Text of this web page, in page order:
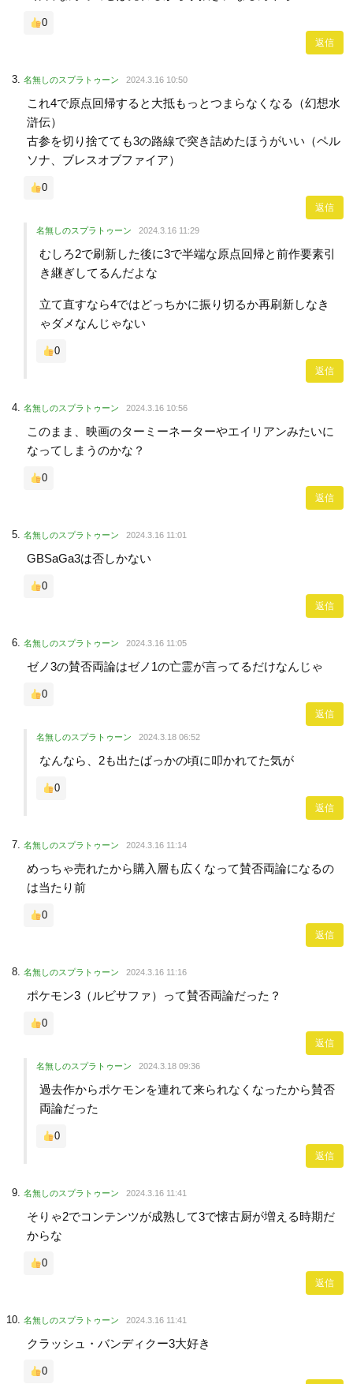
0
返信
名無しのスプラトゥーン 2024.3.16 10:50
これ4で原点回帰すると大抵もっとつまらなくなる（幻想水
滸伝）
古参を切り捨てても3の路線で突き詰めたほうがいい（ペル
ソナ、ブレスオブファイア）
0
返信
名無しのスプラトゥーン 2024.3.16 11:29
むしろ2で刷新した後に3で半端な原点回帰と前作要素引
き継ぎしてるんだよな
立て直すなら4ではどっちかに振り切るか再刷新しなき
ゃダメなんじゃない
0
返信
名無しのスプラトゥーン 2024.3.16 10:56
このまま、映画のターミーネーターやエイリアンみたいに
なってしまうのかな？
0
返信
名無しのスプラトゥーン 2024.3.16 11:01
GBSaGa3は否しかない
0
返信
名無しのスプラトゥーン 2024.3.16 11:05
ゼノ3の賛否両論はゼノ1の亡霊が言ってるだけなんじゃ
0
返信
名無しのスプラトゥーン 2024.3.18 06:52
なんなら、2も出たばっかの頃に叩かれてた気が
0
返信
名無しのスプラトゥーン 2024.3.16 11:14
めっちゃ売れたから購入層も広くなって賛否両論になるの
は当たり前
0
返信
名無しのスプラトゥーン 2024.3.16 11:16
ポケモン3（ルビサファ）って賛否両論だった？
0
返信
名無しのスプラトゥーン 2024.3.18 09:36
過去作からポケモンを連れて来られなくなったから賛否
両論だった
0
返信
名無しのスプラトゥーン 2024.3.16 11:41
そりゃ2でコンテンツが成熟して3で懐古厨が増える時期だ
からな
0
返信
名無しのスプラトゥーン 2024.3.16 11:41
クラッシュ・バンディクー3大好き
0